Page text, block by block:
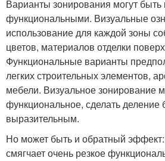
Варианты зонирования могут
функциональными. Визуальные
использование для каждой зоны
цветов, материалов отделки
Функциональные варианты
легких строительных элементов,
мебели. Визуальное зонирование
функциональное, сделать деление
выразительным.
Но может быть и обратный
смягчает очень резкое